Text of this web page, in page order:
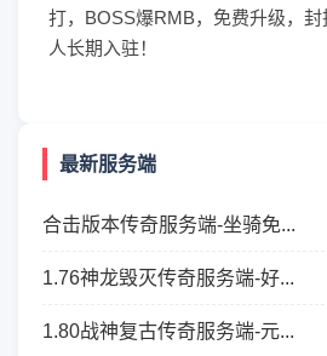
打，BOSS爆RMB，免费升级，
人长期入驻！
最新服务端
合击版本传奇服务端-坐骑免...
1.76神龙毁灭传奇服务端-好...
1.80战神复古传奇服务端-元...